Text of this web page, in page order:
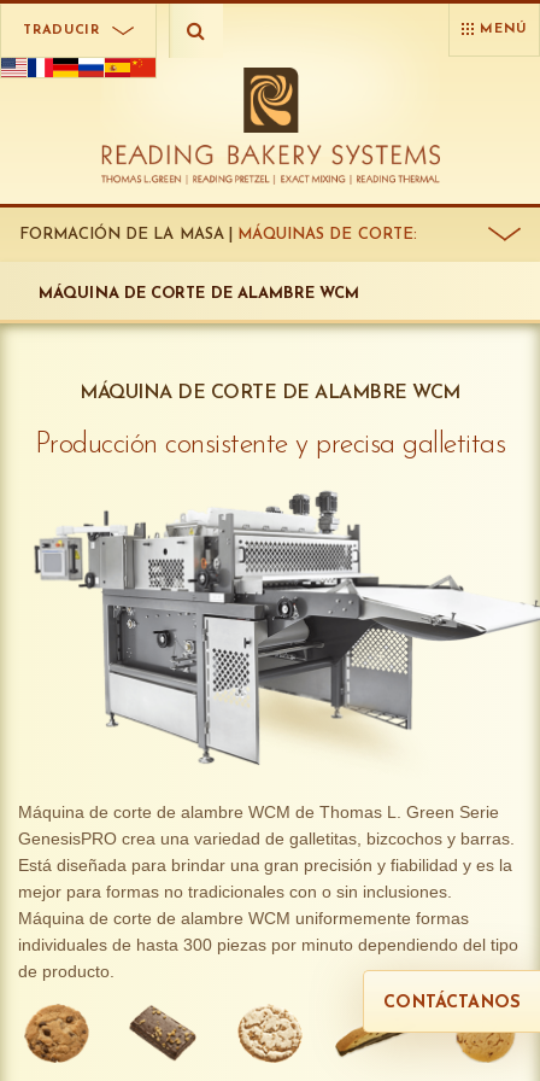
TRADUCIR MENÚ
FORMACIÓN DE LA MASA | MÁQUINAS DE CORTE:
MÁQUINA DE CORTE DE ALAMBRE WCM
MÁQUINA DE CORTE DE ALAMBRE WCM
Producción consistente y precisa galletitas
Máquina de corte de alambre WCM de Thomas L. Green Serie
GenesisPRO crea una variedad de galletitas, bizcochos y barras.
Está diseñada para brindar una gran precisión y fiabilidad y es la
mejor para formas no tradicionales con o sin inclusiones.
Máquina de corte de alambre WCM uniformemente formas
individuales de hasta 300 piezas por minuto dependiendo del tipo
de producto.
CONTÁCTANOS